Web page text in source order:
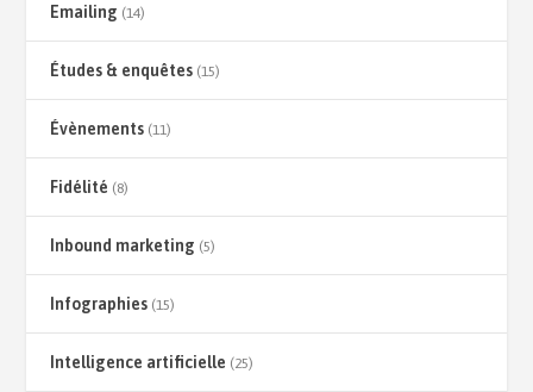
Emailing (14)
Études & enquêtes (15)
Évènements (11)
Fidélité (8)
Inbound marketing (5)
Infographies (15)
Intelligence artificielle (25)